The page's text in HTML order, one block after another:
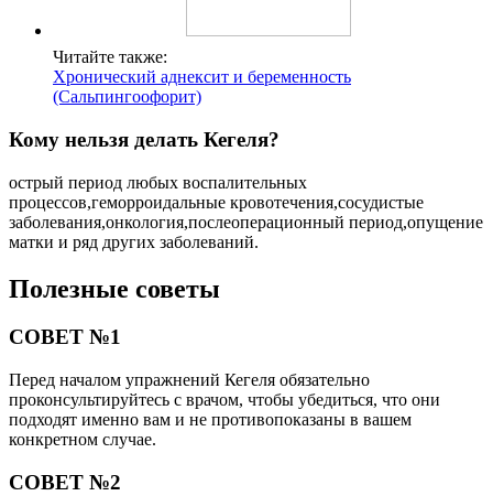
Читайте также:
Хронический аднексит и беременность
(Сальпингоофорит)
Кому нельзя делать Кегеля?
острый период любых воспалительных
процессов,геморроидальные кровотечения,сосудистые
заболевания,онкология,послеоперационный период,опущение
матки и ряд других заболеваний.
Полезные советы
СОВЕТ №1
Перед началом упражнений Кегеля обязательно
проконсультируйтесь с врачом, чтобы убедиться, что они
подходят именно вам и не противопоказаны в вашем
конкретном случае.
СОВЕТ №2